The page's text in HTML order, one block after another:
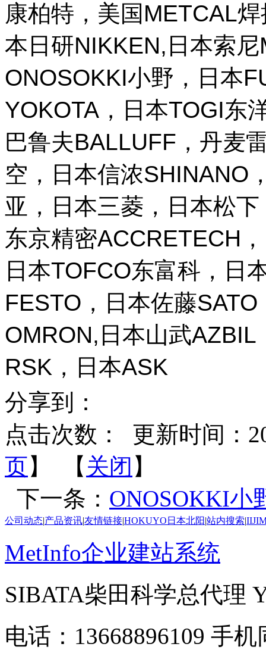
康柏特，美国METCAL
本日研NIKKEN,日本索
ONOSOKKI小野，日本
YOKOTA，日本TOGI东
巴鲁夫BALLUFF，丹麦
空，日本信浓SHINANO
亚，日本三菱，日本松
东京精密ACCRETECH
日本TOFCO东富科，日
FESTO，日本佐藤
OMRON,日本山武
RSK，日本ASK
分享到：
点击次数：
更新时间：
页】 【 关闭 】
下一条： ONOSOKKI小
公司动态|产品资讯|友情链接|HOKUYO日本北阳|站内搜索|
MetInfo企业建站系统
SIBATA柴田科学总代理
电话：13668896109 手机